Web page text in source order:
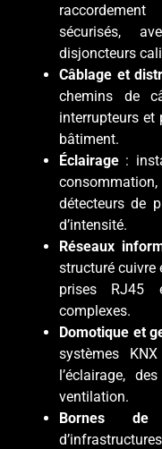
sécurisés,
disjoncteurs
Câblage et
chemins de
interrupteurs et
bâtiment.
Éclairage :
détecteurs de
d’intensité.
Réseaux
structuré cuivre
prises RJ45
complexes.
Domotique et
systèmes
l’éclairage,
ventilation.
Bornes de